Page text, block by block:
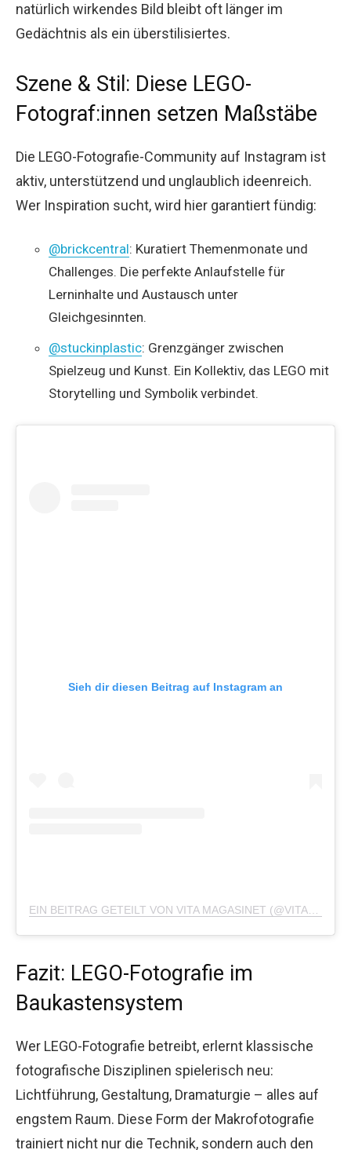
natürlich wirkendes Bild bleibt oft länger im
Gedächtnis als ein überstilisiertes.
Szene & Stil: Diese LEGO-
Fotograf:innen setzen Maßstäbe
Die LEGO-Fotografie-Community auf Instagram ist
aktiv, unterstützend und unglaublich ideenreich.
Wer Inspiration sucht, wird hier garantiert fündig:
@brickcentral: Kuratiert Themenmonate und
Challenges. Die perfekte Anlaufstelle für
Lerninhalte und Austausch unter
Gleichgesinnten.
@stuckinplastic: Grenzgänger zwischen
Spielzeug und Kunst. Ein Kollektiv, das LEGO mit
Storytelling und Symbolik verbindet.
Sieh dir diesen Beitrag auf Instagram an
Fazit: LEGO-Fotografie im
Baukastensystem
Wer LEGO-Fotografie betreibt, erlernt klassische
fotografische Disziplinen spielerisch neu:
Lichtführung, Gestaltung, Dramaturgie – alles auf
engstem Raum. Diese Form der Makrofotografie
trainiert nicht nur die Technik, sondern auch den